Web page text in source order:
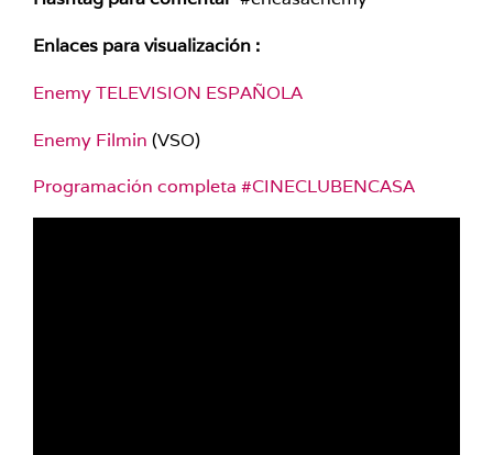
Enlaces para visualización :
Enemy TELEVISION ESPAÑOLA
Enemy Filmin (VSO)
Programación completa #CINECLUBENCASA